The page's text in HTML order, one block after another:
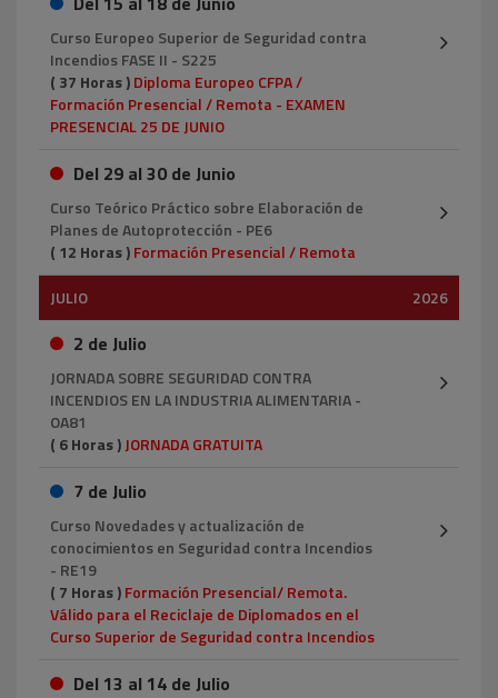
Curso Europeo Superior de Seguridad contra
Incendios FASE II - S225
( 37 Horas )Diploma Europeo CFPA /
Formación Presencial / Remota - EXAMEN
PRESENCIAL 25 DE JUNIO
Del 29 al 30 de Junio
Curso Teórico Práctico sobre Elaboración de
Planes de Autoprotección - PE6
( 12 Horas )Formación Presencial / Remota
JULIO
2026
2 de Julio
JORNADA SOBRE SEGURIDAD CONTRA
INCENDIOS EN LA INDUSTRIA ALIMENTARIA -
OA81
( 6 Horas )JORNADA GRATUITA
7 de Julio
Curso Novedades y actualización de
conocimientos en Seguridad contra Incendios
- RE19
( 7 Horas )Formación Presencial/ Remota.
Válido para el Reciclaje de Diplomados en el
Curso Superior de Seguridad contra Incendios
Del 13 al 14 de Julio